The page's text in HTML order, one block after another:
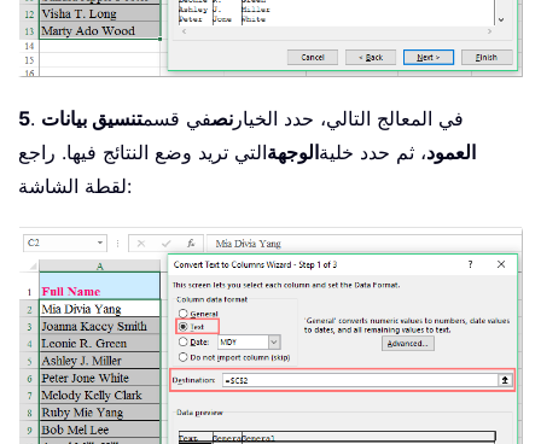
5 . في المعالج التالي، حدد الخيار نصفي قسمتنسيق بيانات
العمود، ثم حدد خليةالوجهةالتي تريد وضع النتائج فيها. راجع
لقطة الشاشة: